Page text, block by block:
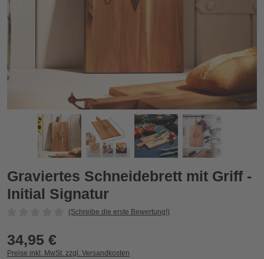
Graviertes Schneidebrett mit Griff - Initial Signatur
Zurück
Graviertes Schneidebrett mit Griff -
Initial Signatur
(Schreibe die erste Bewertung!)
34,95 €
Preise inkl. MwSt. zzgl. Versandkosten